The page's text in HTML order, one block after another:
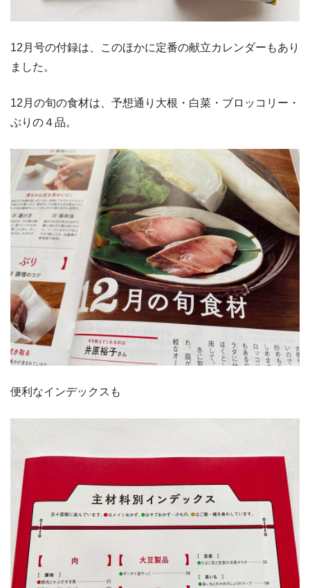
12月号の付録は、このほかに定番の献立カレンダーもあり
ました。
12月の旬の食材は、予想通り大根・白菜・ブロッコリー・
ぶりの４品。
便利なインデックスも